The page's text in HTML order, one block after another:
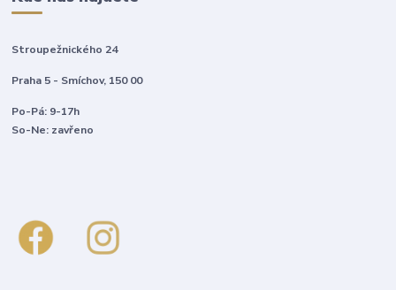
Stroupežnického 24
Praha 5 - Smíchov, 150 00
Po-Pá: 9-17h
So-Ne: zavřeno